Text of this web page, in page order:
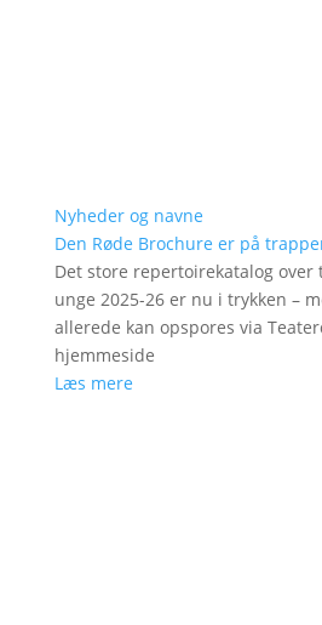
Nyheder og navne
Den Røde Brochure er på
Det store repertoirekatalog
unge 2025-26 er nu i trykken –
allerede kan opspores via
hjemmeside
Læs mere